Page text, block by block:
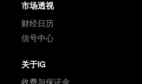
市场透视
财经日历
信号中心
关于IG
收费与保证金